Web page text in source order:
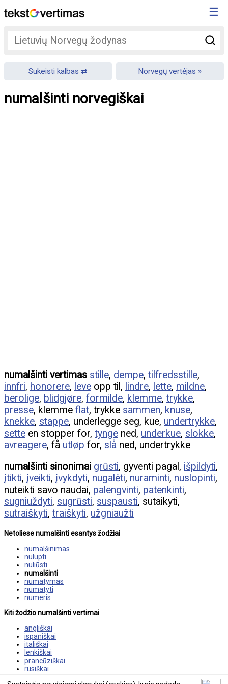
☰
Sukeisti kalbas Norvegų vertėjas
numalšinti norvegiškai
numalšinti vertimas stille, dempe, tilfredsstille,
innfri, honorere, leve opp til, lindre, lette, mildne,
berolige, blidgjøre, formilde, klemme, trykke,
presse, klemme flat, trykke sammen, knuse,
knekke, stappe, underlegge seg, kue, undertrykke,
sette en stopper for, tynge ned, underkue, slokke,
avreagere, få utløp for, slå ned, undertrykke
numalšinti sinonimai grūsti, gyventi pagal, išpildyti,
įtikti, įveikti, įvykdyti, nugalėti, nuraminti, nuslopinti,
nuteikti savo naudai, palengvinti, patenkinti,
sugniuždyti, sugrūsti, suspausti, sutaikyti,
sutraiškyti, traiškyti, užgniaužti
Netoliese numalšinti esantys žodžiai
numalšinimas
nulupti
nuliūsti
numalšinti
numatymas
numatyti
numeris
Kiti žodžio numalšinti vertimai
angliškai
ispaniškai
itališkai
lenkiškai
prancūziškai
rusiškai
švediškai